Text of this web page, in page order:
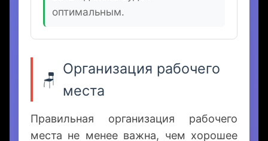
значительно повышает
результат на другом. Размер
22-24 дюйма будет
оптимальным.